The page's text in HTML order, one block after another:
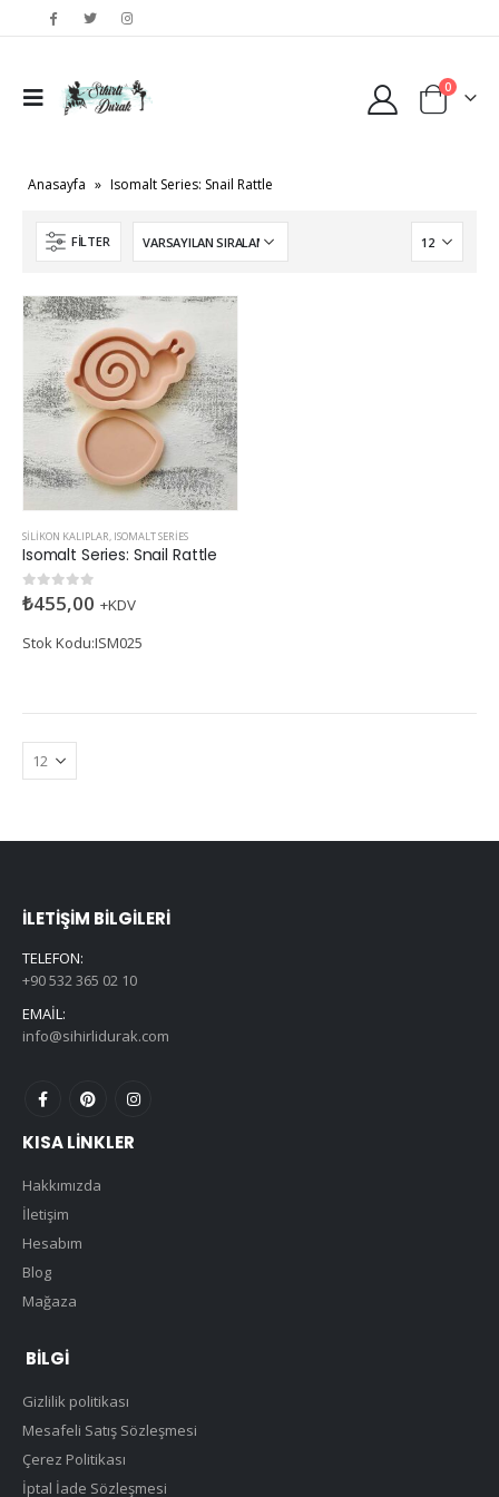
0
Anasayfa » Isomalt Series: Snail Rattle
FILTER
SILIKON KALIPLAR, ISOMALT SERIES
Isomalt Series: Snail Rattle
05 üzerinden
₺455,00 +KDV
Stok Kodu:ISM025
İLETIŞIM BILGILERI
TELEFON:
+90 532 365 02 10
EMAIL:
info@sihirlidurak.com
KISA LINKLER
Hakkımızda
İletişim
Hesabım
Blog
Mağaza
BILGI
Gizlilik politikası
Mesafeli Satış Sözleşmesi
Çerez Politikası
İptal İade Sözleşmesi